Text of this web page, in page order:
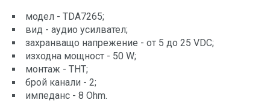
модел - TDA7265;
вид - аудио усилвател;
захранващо напрежение - от 5 до 25 VDC;
изходна мощност - 50 W;
монтаж - THT;
брой канали - 2;
импеданс - 8 Ohm.